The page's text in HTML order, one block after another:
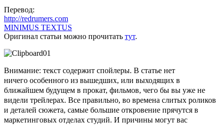
Перевод:
http://redrumers.com
MINIMUS TEXTUS
Оригинал статьи можно прочитать тут.
Внимание: текст содержит спойлеры. В статье нет
ничего особенного из вышедших, или выходящих в
ближайшем будущем в прокат, фильмов, чего бы вы уже не
видели трейлерах. Все правильно, во времена слитых роликов
и деталей сюжета, самые большие откровение прячутся в
маркетинговых отделах студий. И причины могут вас